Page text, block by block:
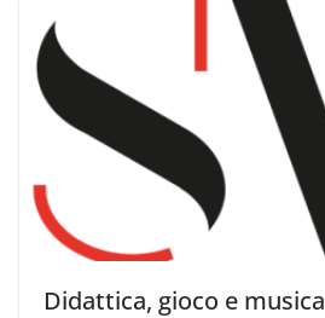
Didattica, gioco e musica